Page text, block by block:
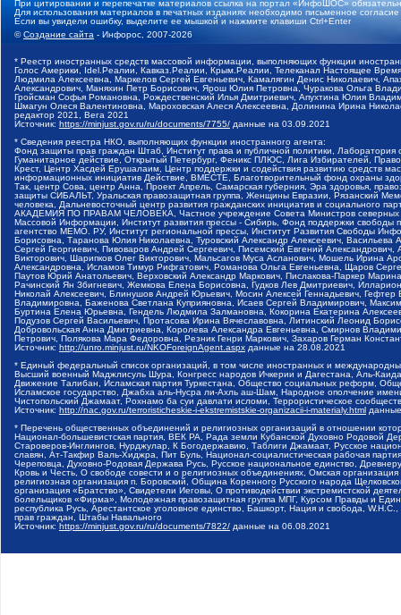
При цитировании и перепечатке материалов ссылка на портал «ИнфоШОС»
Для использования материалов в печатных изданиях необходимо письменное
Если вы увидели ошибку, выделите ее мышкой и нажмите клавиши Ctrl+Enter
©Создание сайта - Инфорос, 2007-2026
* Реестр иностранных средств массовой информации, выполняющих функции
Голос Америки, Idel.Реалии, Кавказ.Реалии, Крым.Реалии, Телеканал Настоящее
Людмила Алексеевна, Маркелов Сергей Евгеньевич, Камалягин Денис Николаевич,
Александрович, Маняхин Петр Борисович, Ярош Юлия Петровна, Чуракова Ольга
Гройсман Софья Романовна, Рождественский Илья Дмитриевич, Апухтина Юлия
Шмагун Олеся Валентиновна, Мароховская Алеся Алексеевна, Долинина Ирина
редактор 2021, Вега 2021
Источник: https://minjust.gov.ru/ru/documents/7755/ данные на 03.09.2021
* Сведения реестра НКО, выполняющих функции иностранного агента:
Фонд защиты прав граждан Штаб, Институт права и публичной политики,
Гуманитарное действие, Открытый Петербург, Феникс ПЛЮС, Лига Избирателей,
Крест, Центр Хасдей Ерушалаим, Центр поддержки и содействия развитию средств
информационных инициатив Действие, ВМЕСТЕ, Благотворительный фонд охраны
Так, центр Сова, центр Анна, Проект Апрель, Самарская губерния, Эра здоровья,
защиты СИБАЛЬТ, Уральская правозащитная группа, Женщины Евразии, Рязанский
человека, Дальневосточный центр развития гражданских инициатив и социального
АКАДЕМИЯ ПО ПРАВАМ ЧЕЛОВЕКА, Частное учреждение Совета Министров северных
Массовой Информации, Институт развития прессы - Сибирь, Фонд поддержки
агентство МЕМО. РУ, Институт региональной прессы, Институт Развития Свободы
Борисовна, Таранова Юлия Николаевна, Туровский Александр Алексеевич,
Сергей Георгиевич, Пивоваров Андрей Сергеевич, Писемский Евгений
Викторович, Шарипков Олег Викторович, Мальсагов Муса Асланович, Мошель Ирина
Александровна, Исламов Тимур Рифгатович, Романова Ольга Евгеньевна, Щаров
Паутов Юрий Анатольевич, Верховский Александр Маркович, Пислакова-Паркер
Рачинский Ян Збигневич, Жемкова Елена Борисовна, Гудков Лев Дмитриевич,
Николай Алексеевич, Блинушов Андрей Юрьевич, Мосин Алексей Геннадьевич,
Владимировна, Баженова Светлана Куприяновна, Исаев Сергей Владимирович,
Буртина Елена Юрьевна, Гендель Людмила Залмановна, Кокорина Екатерина
Подузов Сергей Васильевич, Протасова Ирина Вячеславовна, Литинский Леонид
Добровольская Анна Дмитриевна, Королева Александра Евгеньевна, Смирнов
Петрович, Полякова Мара Федоровна, Резник Генри Маркович, Захаров Герман
Источник: http://unro.minjust.ru/NKOForeignAgent.aspx данные на 28.08.2021
* Единый федеральный список организаций, в том числе иностранных и
Высший военный Маджлисуль Шура, Конгресс народов Ичкерии и Дагестана, Аль-
Движение Талибан, Исламская партия Туркестана, Общество социальных реформ,
Исламское государство, Джабха аль-Нусра ли-Ахль аш-Шам, Народное ополчение
Чистопольский Джамаат, Рохнамо ба суи давлати исломи, Террористическое
Источник: http://nac.gov.ru/terroristicheskie-i-ekstremistskie-organizacii-i-materialy.html
* Перечень общественных объединений и религиозных организаций в отношении
Национал-большевистская партия, ВЕК РА, Рада земли Кубанской Духовно Родовой
Староверов-Инглингов, Нурджулар, К Богодержавию, Таблиги Джамаат, Русское
славян, Ат-Такфир Валь-Хиджра, Пит Буль, Национал-социалистическая рабочая
Череповца, Духовно-Родовая Держава Русь, Русское национальное единство,
Кровь и Честь, О свободе совести и о религиозных объединениях, Омская
религиозная организация п. Боровский, Община Коренного Русского народа
организация «Братство», Свидетели Иеговы, О противодействии экстремистской
болельщиков «Фирма», Молодежная правозащитная группа МПГ, Курсом Правды и
республика Русь, Арестантское уголовное единство, Башкорт, Нация и свобода,
прав граждан, Штабы Навального
Источник: https://minjust.gov.ru/ru/documents/7822/ данные на 06.08.2021